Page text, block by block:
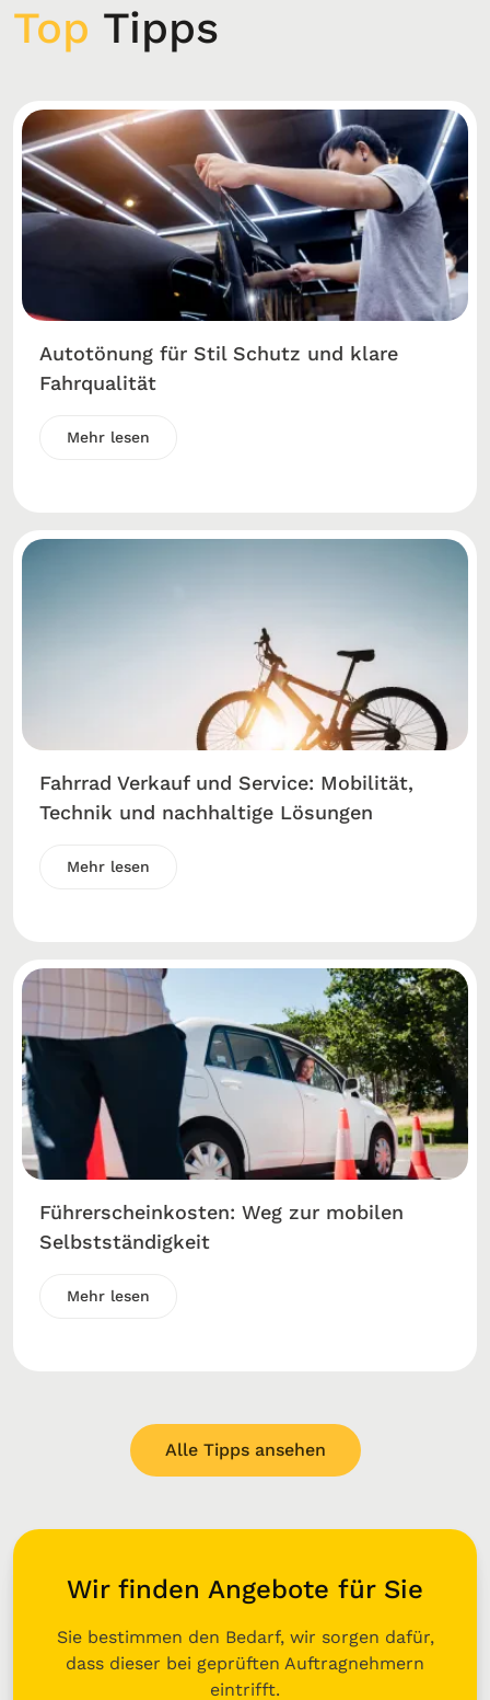
Top Tipps
Autotönung für Stil Schutz und klare
Fahrqualität
Mehr lesen
Fahrrad Verkauf und Service: Mobilität,
Technik und nachhaltige Lösungen
Mehr lesen
Führerscheinkosten: Weg zur mobilen
Selbstständigkeit
Mehr lesen
Alle Tipps ansehen
Wir finden Angebote für Sie
Sie bestimmen den Bedarf, wir sorgen dafür,
dass dieser bei geprüften Auftragnehmern
eintrifft.